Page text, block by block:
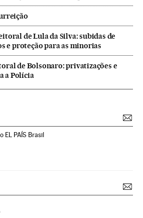
de Lula da Silva: subidas de
e proteção para as minorias
de Bolsonaro: privatizações e
a Polícia
EL PAÍS Brasil